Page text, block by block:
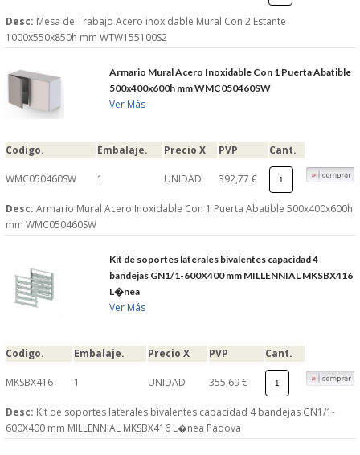
BLOG
FACEBOOK
TWITTER
© 2026 SUMINISTROSCEM
TODOS LOS DERECHOS RESERVADOS
Desc: Mesa de Trabajo Acero inoxidable Mural Con 2 Estante
1000x550x850h mm WTW155100S2
Armario Mural Acero Inoxidable Con 1 Puerta Abatible
500x400x600h mm WMC050460SW
Ver Más
Codigo. Embalaje. Precio X PVP Cant.
WMC050460SW 1 UNIDAD 392,77 €
Desc: Armario Mural Acero Inoxidable Con 1 Puerta Abatible 500x400x600h
mm WMC050460SW
Kit de soportes laterales bivalentes capacidad 4
bandejas GN1/1-600X400 mm MILLENNIAL MKSBX416
L�nea
Ver Más
Codigo. Embalaje. Precio X PVP Cant.
MKSBX416 1 UNIDAD 355,69 €
Desc: Kit de soportes laterales bivalentes capacidad 4 bandejas GN1/1-
600X400 mm MILLENNIAL MKSBX416 L�nea Padova